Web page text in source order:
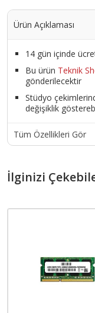
Ürün Açıklaması
14 gün içinde
Bu ürün Teknik
gönderilecektir
Stüdyo
değişiklik
Tüm Özellikleri Gör
İlginizi